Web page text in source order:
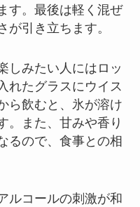
す。最後は軽く混ぜ
が引き立ちます。
しみたい人にはロッ
れたグラスにウイス
ら飲むと、氷が溶け
。また、甘みや香り
るので、食事との相
ルコールの刺激が和